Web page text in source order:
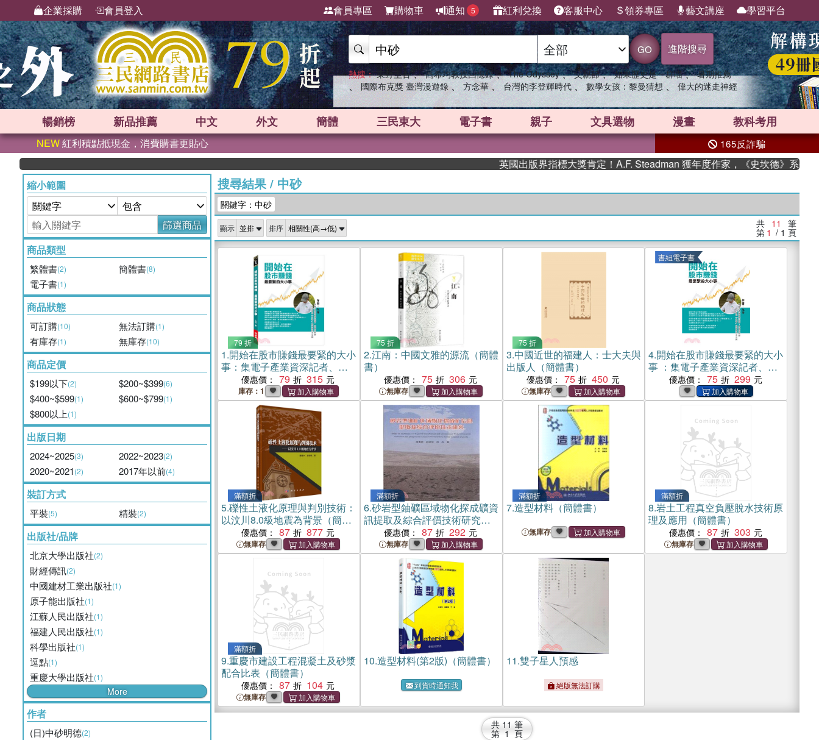
企業採購 會員登入 會員專區 購物車 通知 5 紅利兌換 客服中心 領券專區 藝文講座 學習平台
GO 進階搜尋
熱搜： 東野圭吾 、 高希均教授回憶錄 、 The Odyssey 、 父親節 、 如果歷史是一群喵 、 暑期推薦
、 國際布克獎 臺灣漫遊錄 、 方念華 、 台灣的李登輝時代 、 數學女孩：黎曼猜想 、 偉大的迷走神經
暢銷榜 新品推薦 中文 外文 簡體 三民東大 電子書 親子 文具選物 漫畫 教科考用
NEW紅利積點抵現金，消費購書更貼心 165反詐騙
英國出版界指標大獎肯定！A.F. Steadman 獲年度作家，《史坎德》系列帶你
縮小範圍
篩選商品
商品類型
繁體書(2) 簡體書(8)
電子書(1)
商品狀態
可訂購(10) 無法訂購(1)
有庫存(1) 無庫存(10)
商品定價
$199以下(2) $200~$399(6)
$400~$599(1) $600~$799(1)
$800以上(1)
出版日期
2024~2025(3) 2022~2023(2)
2020~2021(2) 2017年以前(4)
裝訂方式
平裝(5) 精裝(2)
出版社/品牌
北京大學出版社(2)
財經傳訊(2)
中國建材工業出版社(1)
原子能出版社(1)
江蘇人民出版社(1)
福建人民出版社(1)
科學出版社(1)
逗點(1)
重慶大學出版社(1)
More
作者
(日)中砂明德(2)
搜尋結果/ 中砂
關鍵字：中砂
顯示 排序 共 11 筆
第 1 / 1 頁
79 折
1.開始在股市賺錢最要緊的大小
事：集電子產業資深記者、券
商分析師於一身的「九等」投
資祕技全公開
優惠價： 79 315
庫存：1
75 折
2.江南：中國文雅的源流（簡體
書）
優惠價： 75 306
無庫存
75 折
3.中國近世的福建人：士大夫與
出版人（簡體書）
優惠價： 75 450
無庫存
書紐電子書
4.開始在股市賺錢最要緊的大小
事 ：集電子產業資深記者、券
商分析師於一身的「九等」投
資祕技全公開(電子書)
優惠價： 75 299
滿額折
5.礫性土液化原理與判別技術：
以汶川8.0級地震為背景（簡體
優惠價： 87 877
無庫存
滿額折
6.砂岩型鈾礦區域物化探成礦資
訊提取及綜合評價技術研究
（簡體書）
優惠價： 87 292
無庫存
滿額折
7.造型材料（簡體書）
無庫存
滿額折
8.岩土工程真空負壓脫水技術原
理及應用（簡體書）
優惠價： 87 303
無庫存
滿額折
9.重慶市建設工程混凝土及砂漿
配合比表（簡體書）
優惠價： 87 104
無庫存
10.造型材料(第2版)（簡體書）
到貨時通知我
11.雙子星人預感
絕版無法訂購
共 11 筆
第 1 頁